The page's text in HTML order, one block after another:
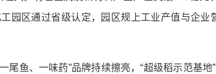
园区通过省级认定，园区规上工业产值与企
尾鱼、一味药”品牌持续擦亮，“超级稻示范基